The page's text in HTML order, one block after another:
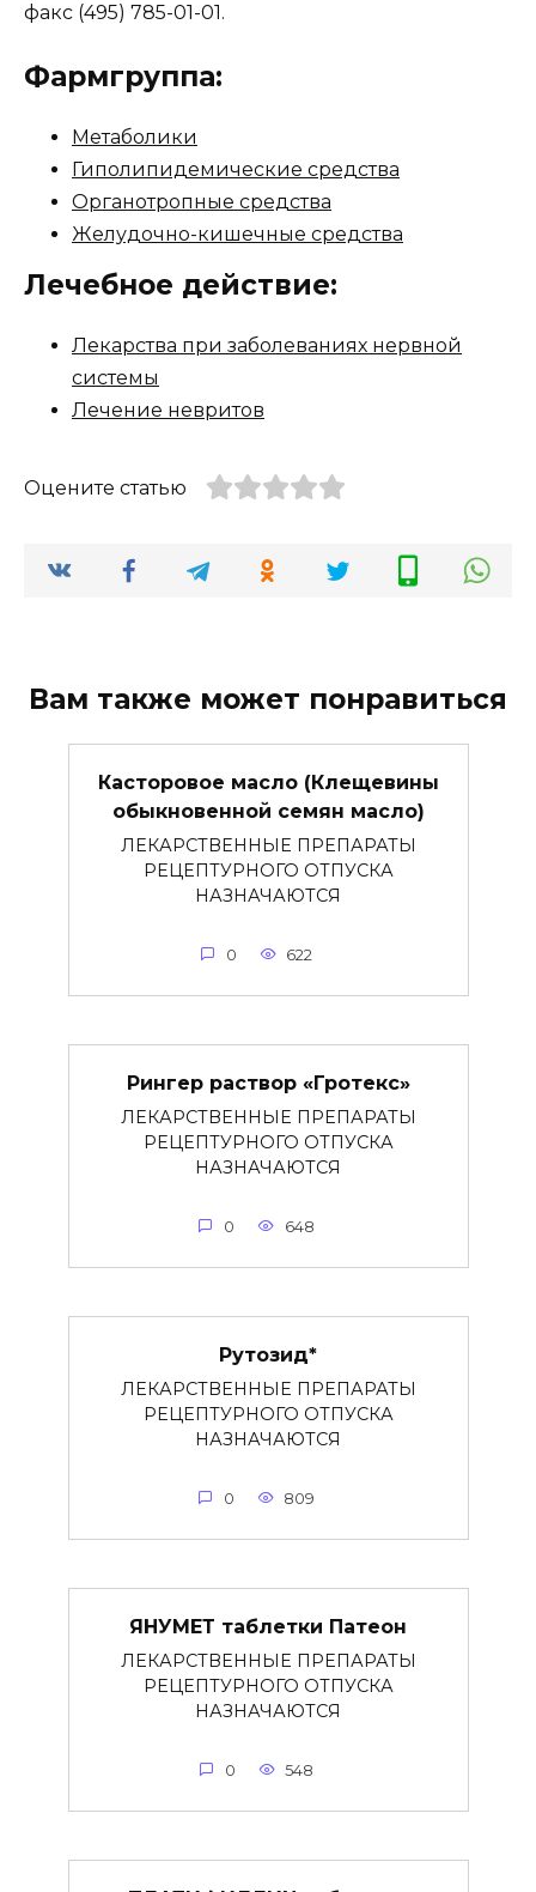
факс (495) 785-01-01.
Фармгруппа:
Метаболики
Гиполипидемические средства
Органотропные средства
Желудочно-кишечные средства
Лечебное действие:
Лекарства при заболеваниях нервной
системы
Лечение невритов
Оцените статью
Вам также может понравиться
Касторовое масло (Клещевины
обыкновенной семян масло)
ЛЕКАРСТВЕННЫЕ ПРЕПАРАТЫ
РЕЦЕПТУРНОГО ОТПУСКА
НАЗНАЧАЮТСЯ
0 622
Рингер раствор «Гротекс»
ЛЕКАРСТВЕННЫЕ ПРЕПАРАТЫ
РЕЦЕПТУРНОГО ОТПУСКА
НАЗНАЧАЮТСЯ
0 648
Рутозид*
ЛЕКАРСТВЕННЫЕ ПРЕПАРАТЫ
РЕЦЕПТУРНОГО ОТПУСКА
НАЗНАЧАЮТСЯ
0 809
ЯНУМЕТ таблетки Патеон
ЛЕКАРСТВЕННЫЕ ПРЕПАРАТЫ
РЕЦЕПТУРНОГО ОТПУСКА
НАЗНАЧАЮТСЯ
0 548